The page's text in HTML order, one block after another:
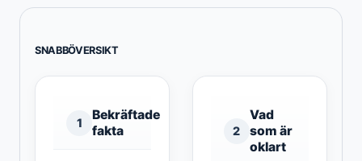
SNABBÖVERSIKT
1
Bekräftade
fakta
2
Vad
som är
oklart